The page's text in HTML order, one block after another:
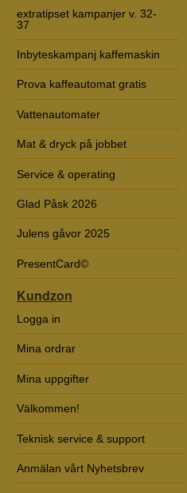
extratipset kampanjer v. 32-
37
Inbyteskampanj kaffemaskin
Prova kaffeautomat gratis
Vattenautomater
Mat & dryck på jobbet
Service & operating
Glad Påsk 2026
Julens gåvor 2025
PresentCard©
Kundzon
Logga in
Mina ordrar
Mina uppgifter
Välkommen!
Teknisk service & support
Anmälan vårt Nyhetsbrev